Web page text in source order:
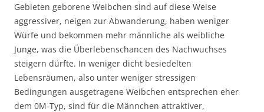
Gebieten geborene Weibchen sind auf diese Weise
aggressiver, neigen zur Abwanderung, haben weniger
Würfe und bekommen mehr männliche als weibliche
Junge, was die Überlebenschancen des Nachwuchses
steigern dürfte. In weniger dicht besiedelten
Lebensräumen, also unter weniger stressigen
Bedingungen ausgetragene Weibchen entsprechen eher
dem 0M-Typ, sind für die Männchen attraktiver,